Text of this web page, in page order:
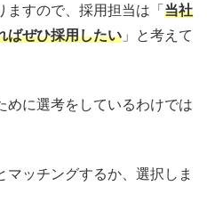
すので、採用担当は「 当社
ばぜひ採用したい 」と考えて
めに選考をしているわけでは
ッチングするか、選択しま